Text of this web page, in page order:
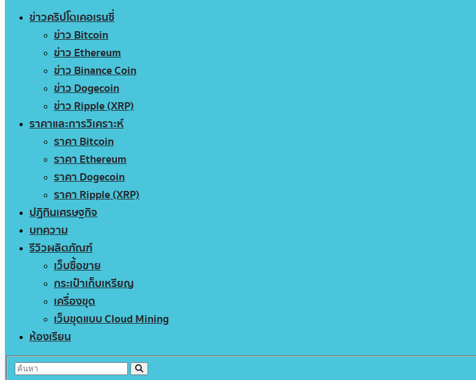
ข่าวคริปโตเคอเรนซี่
ข่าว Bitcoin
ข่าว Ethereum
ข่าว Binance Coin
ข่าว Dogecoin
ข่าว Ripple (XRP)
ราคาและการวิเคราะห์
ราคา Bitcoin
ราคา Ethereum
ราคา Dogecoin
ราคา Ripple (XRP)
ปฏิทินเศรษฐกิจ
บทความ
รีวิวผลิตภัณฑ์
เว็บซื้อขาย
กระเป๋าเก็บเหรียญ
เครื่องขุด
เว็บขุดแบบ Cloud Mining
ห้องเรียน